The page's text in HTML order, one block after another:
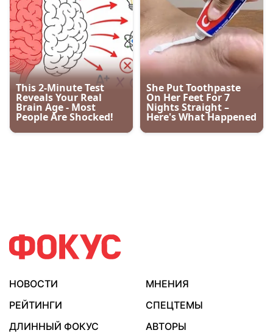
НОВОСТИ
МНЕНИЯ
РЕЙТИНГИ
СПЕЦТЕМЫ
ДЛИННЫЙ ФОКУС
АВТОРЫ